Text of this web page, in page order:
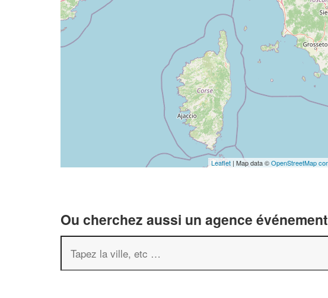
Leaflet | Map data ©OpenStreetMap
Ou cherchez aussi un agence